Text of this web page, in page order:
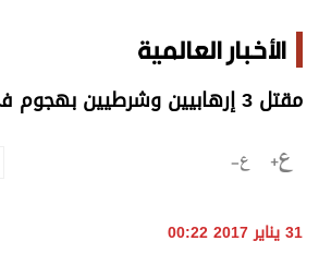
اقتصاد
الترفيه
الأخبار العالمية
مقتل 3 إرهابيين وشرطيين بهجوم في الشيشان
31 يناير 2017 00:22